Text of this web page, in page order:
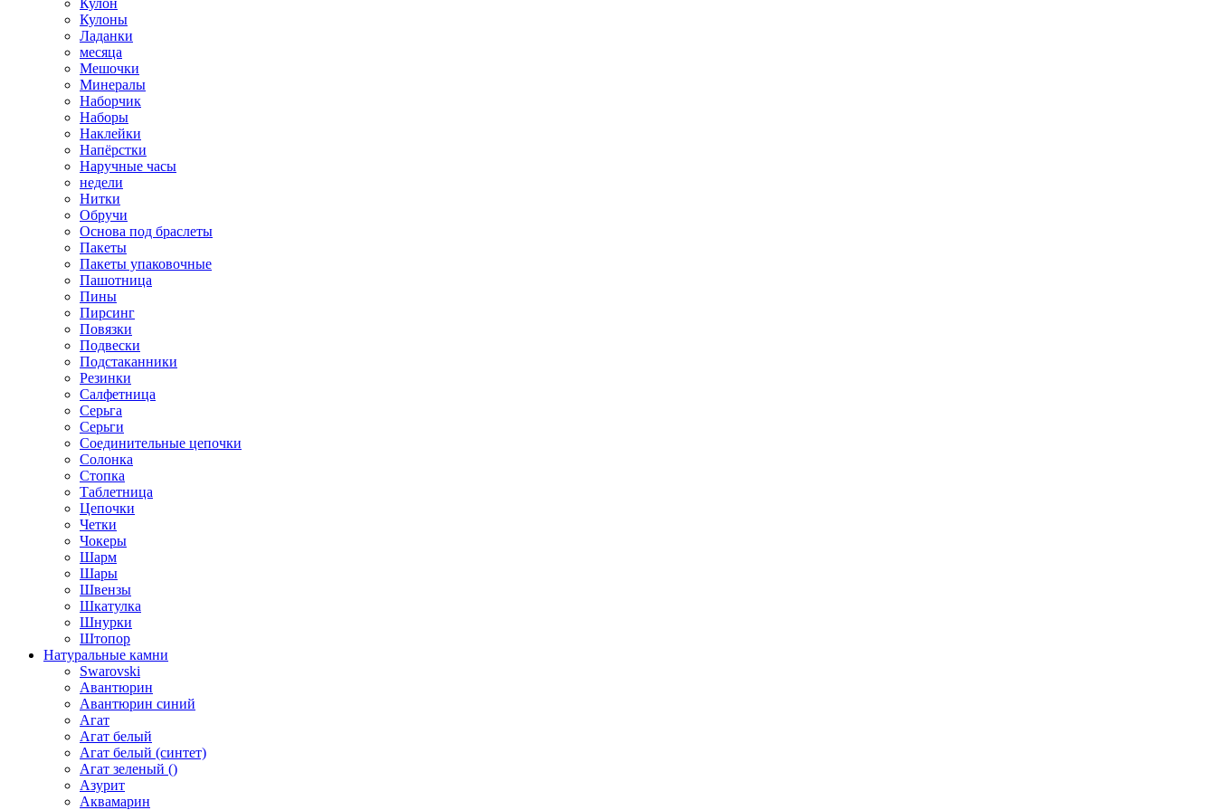
Кулон
Кулоны
Ладанки
месяца
Мешочки
Минералы
Наборчик
Наборы
Наклейки
Напёрстки
Наручные часы
недели
Нитки
Обручи
Основа под браслеты
Пакеты
Пакеты упаковочные
Пашотница
Пины
Пирсинг
Повязки
Подвески
Подстаканники
Резинки
Салфетница
Серьга
Серьги
Соединительные цепочки
Солонка
Стопка
Таблетница
Цепочки
Четки
Чокеры
Шарм
Шары
Швензы
Шкатулка
Шнурки
Штопор
Натуральные камни
Swarovski
Авантюрин
Авантюрин синий
Агат
Агат белый
Агат белый (синтет)
Агат зеленый ()
Азурит
Аквамарин